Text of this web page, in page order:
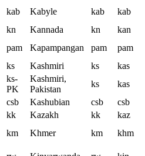
kab Kabyle kab kab
kn
Kannada kn kan
pam
Kapampangan pam pam
ks
Kashmiri ks kas
ks-
PK
Kashmiri,
Pakistan
ks kas
csb
Kashubian csb csb
kk
Kazakh kk kaz
km
Khmer km khm